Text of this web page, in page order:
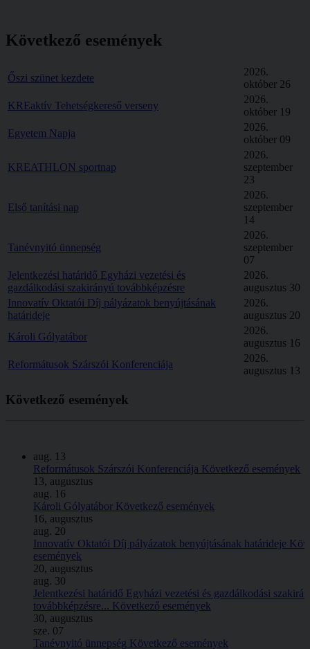
Következő események
Őszi szünet kezdete
2026.
október 26
KREaktív Tehetségkereső verseny
2026.
október 19
Egyetem Napja
2026.
október 09
KREATHLON sportnap
2026.
szeptember
23
Első tanítási nap
2026.
szeptember
14
Tanévnyitó ünnepség
2026.
szeptember
07
Jelentkezési határidő Egyházi vezetési és
gazdálkodási szakirányú továbbképzésre
2026.
augusztus 30
Innovatív Oktatói Díj pályázatok benyújtásának
határideje
2026.
augusztus 20
Károli Gólyatábor
2026.
augusztus 16
Reformátusok Szárszói Konferenciája
2026.
augusztus 13
Következő események
aug. 13
Reformátusok Szárszói Konferenciája Következő események
13, augusztus
aug. 16
Károli Gólyatábor Következő események
16, augusztus
aug. 20
Innovatív Oktatói Díj pályázatok benyújtásának határideje
események
20, augusztus
aug. 30
Jelentkezési határidő Egyházi vezetési és gazdálkodási
továbbképzésre... Következő események
30, augusztus
sze. 07
Tanévnyitó ünnepség Következő események